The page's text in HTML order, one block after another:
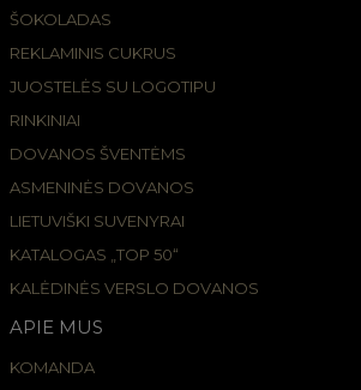
ŠOKOLADAS
REKLAMINIS CUKRUS
JUOSTELĖS SU LOGOTIPU
RINKINIAI
DOVANOS ŠVENTĖMS
ASMENINĖS DOVANOS
LIETUVIŠKI SUVENYRAI
KATALOGAS „TOP 50“
KALĖDINĖS VERSLO DOVANOS
APIE MUS
KOMANDA